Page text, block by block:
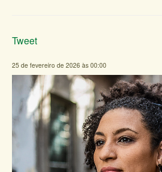
Tweet
25 de fevereiro de 2026 às 00:00